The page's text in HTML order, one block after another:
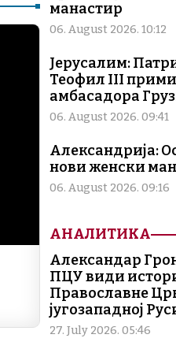
l
y
Li
n
k
манастир
06. August 2026. 10:12
Јерусалим:
Теофил III
амбасадора
06. August 2026. 09:41
Александрија:
нови женски
06. August 2026. 09:16
АНАЛИТИКА
Александар
ПЦУ види
Православне
југозападној
27. July 2026. 05:46